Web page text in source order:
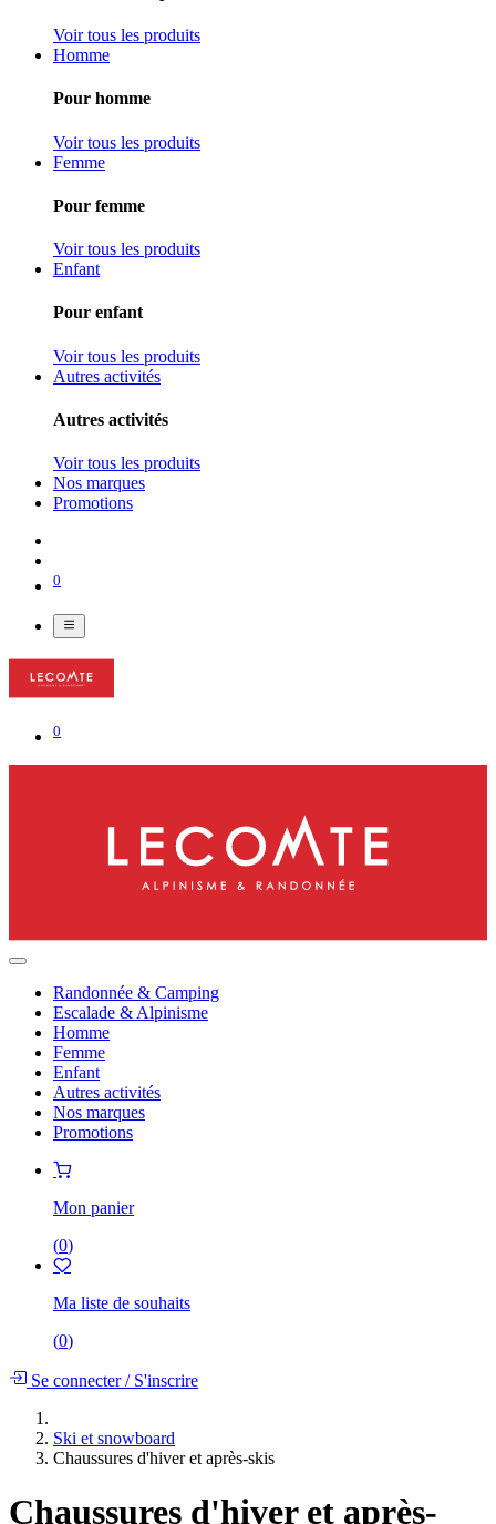
Voir tous les produits
Homme
Pour homme
Voir tous les produits
Femme
Pour femme
Voir tous les produits
Enfant
Pour enfant
Voir tous les produits
Autres activités
Autres activités
Voir tous les produits
Nos marques
Promotions
0
0
Randonnée & Camping
Escalade & Alpinisme
Homme
Femme
Enfant
Autres activités
Nos marques
Promotions
Mon panier
(0)
Ma liste de souhaits
(0)
Se connecter/S'inscrire
Ski et snowboard
Chaussures d'hiver et après-skis
Chaussures d'hiver et après-